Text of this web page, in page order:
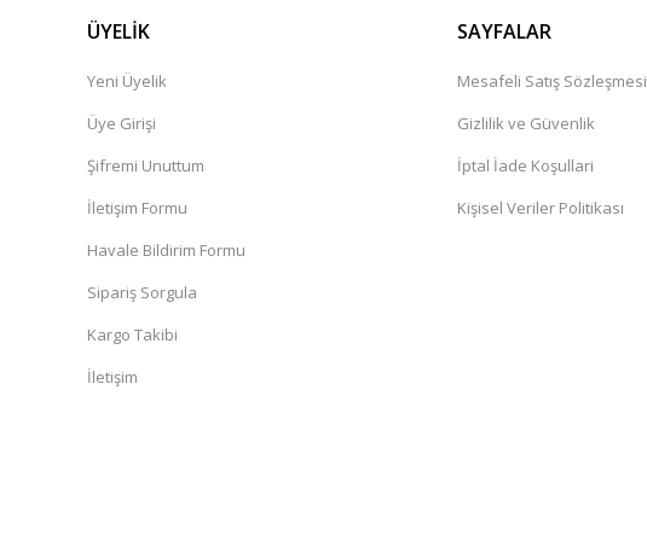
ÜYELİK
Yeni Üyelik
Üye Girişi
Şifremi Unuttum
İletişim Formu
Havale Bildirim Formu
Sipariş Sorgula
Kargo Takibi
İletişim
SAYFALAR
Mesafeli Satış Sözleşmesi
Gizlilik ve Güvenlik
İptal İade Koşullari
Kişisel Veriler Politikası